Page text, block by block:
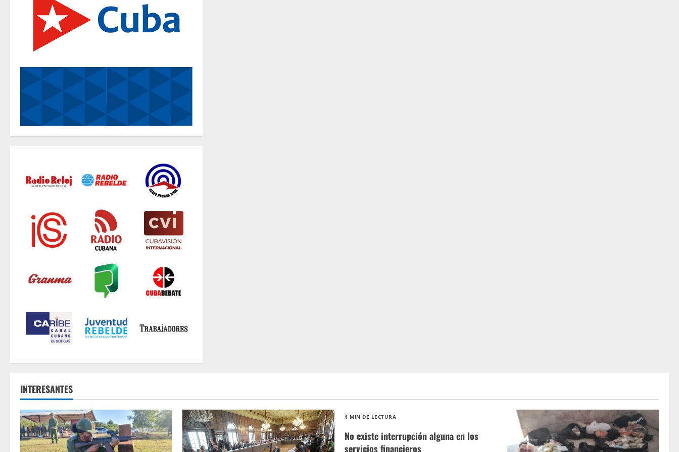
INTERESANTES
1 MIN DE LECTURA
No existe interrupción alguna en los
servicios financieros